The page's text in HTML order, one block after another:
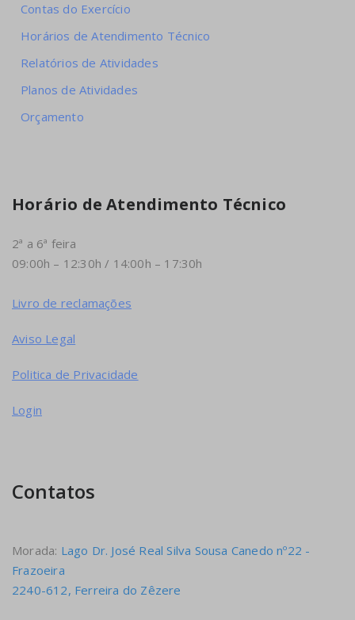
Contas do Exercício
Horários de Atendimento Técnico
Relatórios de Atividades
Planos de Atividades
Orçamento
Horário de Atendimento Técnico
2ª a 6ª feira
09:00h – 12:30h / 14:00h – 17:30h
Livro de reclamações
Aviso Legal
Politica de Privacidade
Login
Contatos
Morada: Lago Dr. José Real Silva Sousa Canedo nº22 -
Frazoeira
2240-612, Ferreira do Zêzere